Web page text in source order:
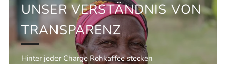
UNSER VERSTÄNDNIS VON
TRANSPARENZ
Hinter jeder Charge Rohkaffee stecken